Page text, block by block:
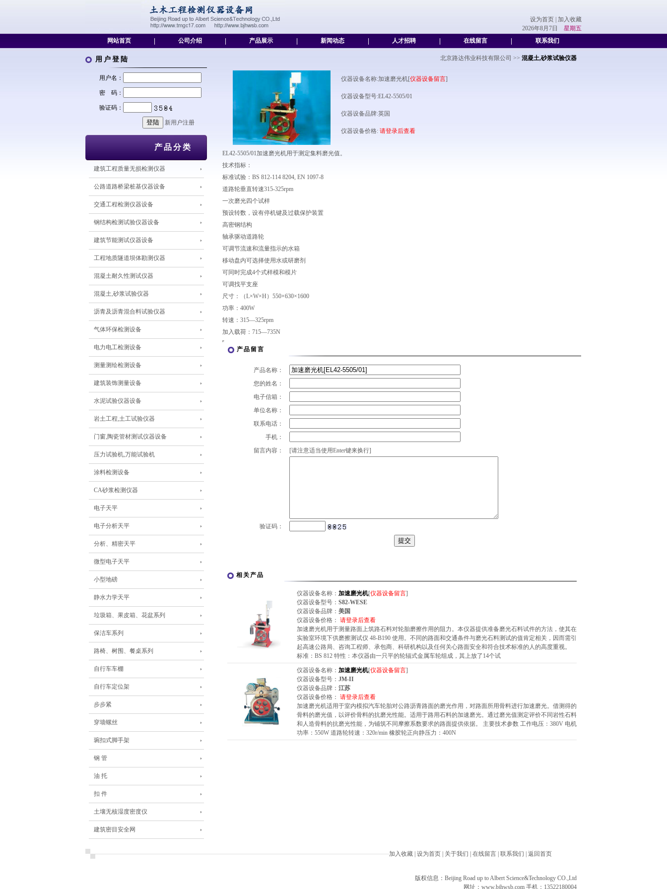
设为首页
加入收藏
2026年8月7日 星期五
网站首页
公司介绍 产品展示 新闻动态 人才招聘 在线留言 联系我们
用户登陆
用户名：
密 码：
验证码：
新用户注册
产品分类
建筑工程质量无损检测仪器
公路道路桥梁桩基仪器设备
交通工程检测仪器设备
钢结构检测试验仪器设备
建筑节能测试仪器设备
工程地质隧道坝体勘测仪器
混凝土耐久性测试仪器
混凝土,砂浆试验仪器
沥青及沥青混合料试验仪器
气体环保检测设备
电力电工检测设备
测量测绘检测设备
建筑装饰测量设备
水泥试验仪器设备
岩土工程,土工试验仪器
门窗,陶瓷管材测试仪器设备
压力试验机,万能试验机
涂料检测设备
CA砂浆检测仪器
电子天平
电子分析天平
分析、精密天平
微型电子天平
小型地磅
静水力学天平
垃圾箱、果皮箱、花盆系列
保洁车系列
路椅、树围、餐桌系列
自行车车棚
自行车定位架
步步紧
穿墙螺丝
琬扣式脚手架
钢 管
油 托
扣 件
土壤无核湿度密度仪
建筑密目安全网
北京路达伟业科技有限公司 >> 混凝土,砂浆试验仪器
仪器设备名称:加速磨光机[仪器设备留言]
仪器设备型号:EL42-5505/01
仪器设备品牌:英国
仪器设备价格: 请登录后查看
EL42-5505/01加速磨光机用于测定集料磨光值。
技术指标：
标准试验：BS 812-114 8204, EN 1097-8
道路轮垂直转速315-325rpm
一次磨光四个试样
预设转数，设有停机键及过载保护装置
高密钢结构
轴承驱动道路轮
可调节流速和流量指示的水箱
移动盘内可选择使用水或研磨剂
可同时完成4个式样模和模片
可调找平支座
尺寸：（L×W×H）550×630×1600
功率：400W
转速：315—325rpm
加入载荷：715—735N
产品留言
产品名称：
您的姓名：
电子信箱：
单位名称：
联系电话：
手机：
留言内容：
[请注意适当使用Enter键来换行]
验证码：
相关产品
仪器设备名称： 加速磨光机[仪器设备留言]
仪器设备型号： S82-WESE
仪器设备品牌： 美国
仪器设备价格： 请登录后查看
加速磨光机用于测量路面上筑路石料对轮胎磨擦作用的阻力。本仪器提供准备磨光石料试件的方法，使其在
实验室环境下供磨擦测试仪 48-B190 使用。不同的路面和交通条件与磨光石料测试的值肯定相关，因而需引
起高速公路局、咨询工程师、承包商、科研机构以及任何关心路面安全和符合技术标准的人的高度重视。
标准：BS 812 特性：本仪器由一只平的轮辐式金属车轮组成，其上放了14个试
仪器设备名称： 加速磨光机[仪器设备留言]
仪器设备型号： JM-II
仪器设备品牌： 江苏
仪器设备价格： 请登录后查看
加速磨光机适用于室内模拟汽车轮胎对公路沥青路面的磨光作用，对路面所用骨料进行加速磨光。借测得的
骨料的磨光值，以评价骨料的抗磨光性能。适用于路用石料的加速磨光。通过磨光值测定评价不同岩性石料
和人造骨料的抗磨光性能，为铺筑不同摩擦系数要求的路面提供依据。 主要技术参数 工作电压：380V 电机
功率：550W 道路轮转速：320r/min 橡胶轮正向静压力：400N
加入收藏 设为首页 关于我们 在线留言 联系我们 返回首页
版权信息：Beijing Road up to Albert Science&Technology CO.,Ltd
网址： www.bjhwsb.com 手机：13522180004